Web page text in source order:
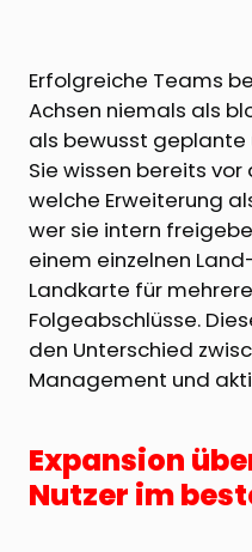
Erfolgreiche Teams
Achsen niemals als
als bewusst geplante
Sie wissen bereits
welche Erweiterung
wer sie intern
einem einzelnen
Landkarte für
Folgeabschlüsse.
den Unterschied
Management und
Expansion
Nutzer im